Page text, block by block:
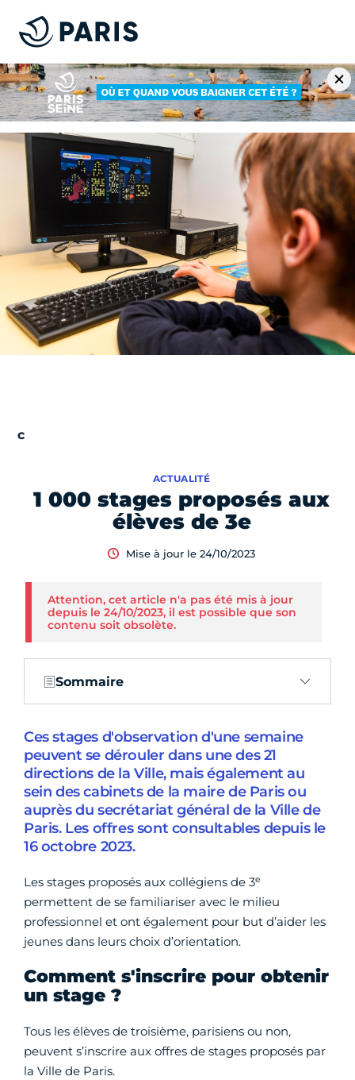
1 000 stages proposés aux
élèves de 3e
ACTUALITÉ
Mise à jour le 24/10/2023
Attention, cet article n'a pas été mis à jour
depuis le 24/10/2023, il est possible que son
contenu soit obsolète.
Sommaire
Ces stages d'observation d'une semaine
peuvent se dérouler dans une des 21
directions de la Ville, mais également au
sein des cabinets de la maire de Paris ou
auprès du secrétariat général de la Ville de
Paris. Les offres sont consultables depuis le
16 octobre 2023.
Les stages proposés aux collégiens de 3e
permettent de se familiariser avec le milieu
professionnel et ont également pour but d’aider les
jeunes dans leurs choix d’orientation.
Comment s'inscrire pour obtenir
un stage ?
Tous les élèves de troisième, parisiens ou non,
peuvent s’inscrire aux offres de stages proposés par
la Ville de Paris.